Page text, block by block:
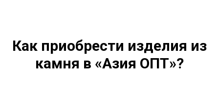
Как приобрести изделия из
камня в «Азия ОПТ»?